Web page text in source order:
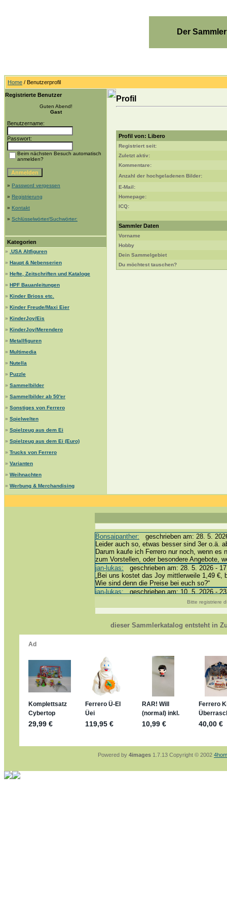
Der
Home / Benutzerprofil
Registrierte Benutzer
Guten Abend!
Gast
Benutzername:
Passwort:
Beim nächsten Besuch automatisch
anmelden?
» Password vergessen
» Registrierung
» Kontakt
» Schlüsselwörter/Suchwörter:
Kategorien
»
.USA Altfiguren
» Haupt & Nebenserien
» Hefte, Zeitschriften und Kataloge
» HPF Bauanleitungen
» Kinder Brioss etc.
» Kinder Freude/Maxi Eier
» KinderJoy/Eis
» KinderJoy/Merendero
» Metallfiguren
» Multimedia
» Nutella
» Puzzle
» Sammelbilder
» Sammelbilder ab 50'er
» Sonstiges von Ferrero
» Spielwelten
» Spielzeug aus dem Ei
» Spielzeug aus dem Ei (Euro)
» Trucks von Ferrero
» Varianten
» Weihnachten
» Werbung & Merchandising
Profil
Profil von: Libero
Registriert seit:
Zuletzt aktiv:
Kommentare:
Anzahl der hochgeladenen Bilder:
E-Mail:
Homepage:
ICQ:
Sammler Daten
Vorname
Hobby
Dein Sammelgebiet
Du möchtest tauschen?
Bonsaipanther: geschrieben am: 28. 5.
Leider auch so, etwas besser sind 3er o.ä.
Darum kaufe ich Ferrero nur noch, wenn es
zum Vorstellen, oder besondere Angebote,
jan-lukas: geschrieben am: 28. 5. 2026 -
„Bei uns kostet das Joy mittlerweile 1,49 €,
Wie sind denn die Preise bei euch so?“
jan-lukas:geschrieben am: 10. 5. 2026 -
Bonsaipanther:geschrieben am: 10. 5.
@ Harald
https://www.ue-ei-portal-
Dein Enkel sollte zur Strafe die nächsten 3
Für die Figuren VC307, 310, 318 und 326
mein Enkel hat die leider weggeworfen
jan-lukas:
geschrieben am: 29. 4. 2026 -
https://www.ferrero-
sammelspass.de/einladung/
jan-lukas:
geschrieben am: 28. 4. 2026 -
stimmt, jetzt fällt es mir auch ein
geschrieben am: 28. 4.
So habe ich das in Erinnerung ... oder?
jan-lukas:geschrieben am: 28. 4. 2026 -
Bitte registriere
dieser Sammlerkatalog entsteht in
Powered by 4images 1.7.13 Copyright © 2002